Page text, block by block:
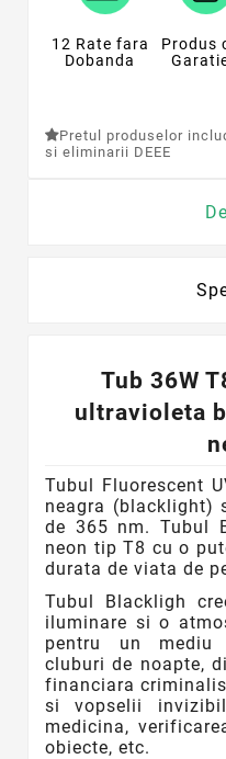
12 Rate fara
Dobanda
Produs
Pretul produselor
si eliminarii DEEE
Tub 36W
ultravioleta
Tubul Fluorescent
neagra (blacklight)
de 365 nm. Tubul
neon tip T8 cu o
durata de viata de
Tubul Blackligh
iluminare si o
pentru
un
cluburi de noapte,
financiara
si vopselii
medicina,
obiecte, etc.